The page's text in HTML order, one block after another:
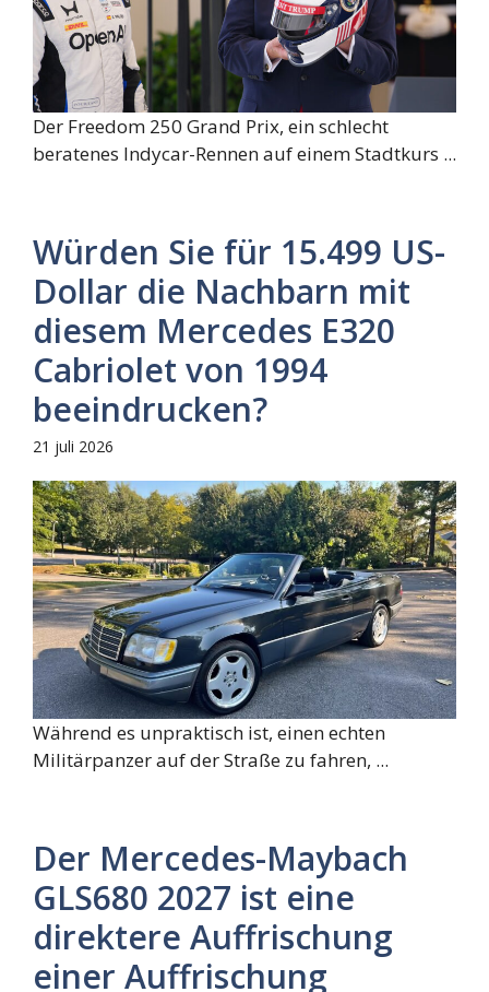
Der Freedom 250 Grand Prix, ein schlecht
beratenes Indycar-Rennen auf einem Stadtkurs ...
Würden Sie für 15.499 US-
Dollar die Nachbarn mit
diesem Mercedes E320
Cabriolet von 1994
beeindrucken?
21 juli 2026
Während es unpraktisch ist, einen echten
Militärpanzer auf der Straße zu fahren, ...
Der Mercedes-Maybach
GLS680 2027 ist eine
direktere Auffrischung
einer Auffrischung